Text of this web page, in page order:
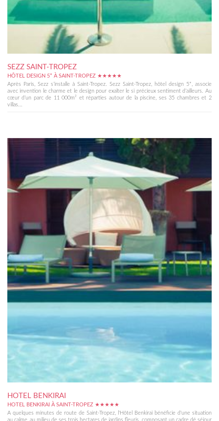
SEZZ SAINT-TROPEZ
HÔTEL DESIGN 5* À SAINT-TROPEZ ★★★★★
Après Paris, Sezz s’installe à Saint-Tropez. Sezz Saint-Tropez, hôtel design 5*, associe
avec invention le charme et le design pour exalter le si précieux sentiment d’ailleurs. Au
cœur d’un parc de 11 000m² et réparties autour de la piscine, ses 35 chambres et 2
villas...
HOTEL BENKIRAI
HOTEL BENKIRAI À SAINT-TROPEZ ★★★★★
A quelques minutes de route de Saint-Tropez, l'Hôtel Benkirai bénéficie d'une situation
au calme, au milieu de ses trois hectares de jardins fleuris, composant un cadre dé séjour